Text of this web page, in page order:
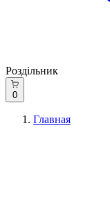
Роздільник
0
Главная